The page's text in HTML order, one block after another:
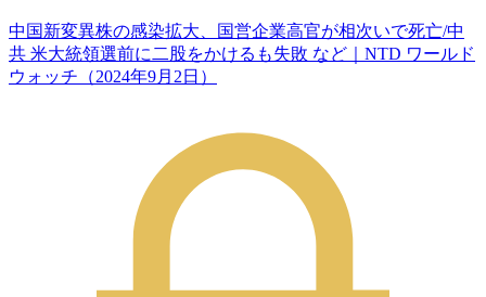
中国新変異株の感染拡大、国営企業高官が相次いで死亡/中
共 米大統領選前に二股をかけるも失敗 など｜NTD ワールド
ウォッチ（2024年9月2日）